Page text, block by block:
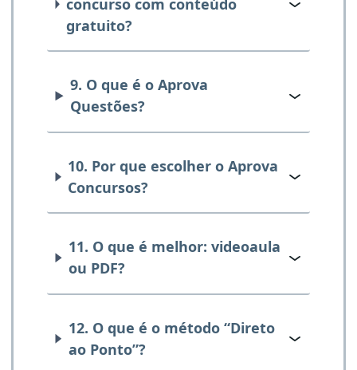
gratuito?
9. O que é o Aprova
Questões?
10. Por que escolher o Aprova
Concursos?
11. O que é melhor: videoaula
ou PDF?
12. O que é o método “Direto
ao Ponto”?